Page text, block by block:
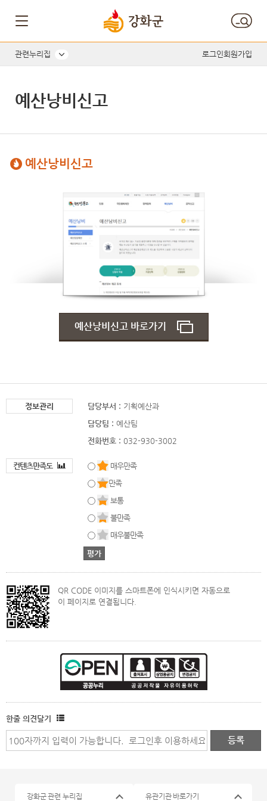
관련누리집 로그인회원가입
예산낭비신고
예산낭비신고
예산낭비신고 바로가기
정보관리 담당부서 : 기획예산과
담당팀 : 예산팀
전화번호 : 032-930-3002
컨텐츠만족도
매우만족
만족
보통
불만족
매우불만족
QR CODE 이미지를 스마트폰에 인식시키면 자동으로
이 페이지로 연결됩니다.
한줄 의견달기
강화군 관련 누리집 유관기관 바로가기